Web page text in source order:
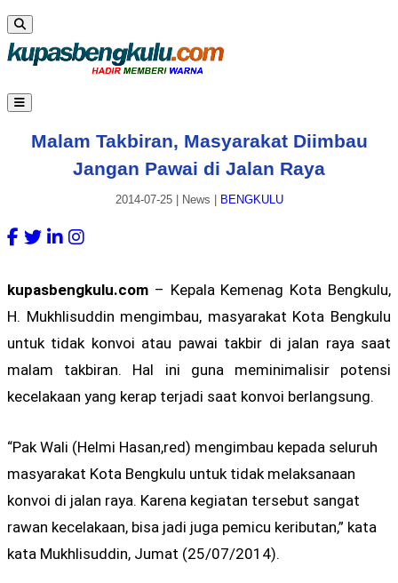
Malam Takbiran, Masyarakat Diimbau
Jangan Pawai di Jalan Raya
2014-07-25| News BENGKULU
kupasbengkulu.com – Kepala Kemenag Kota Bengkulu,
H. Mukhlisuddin mengimbau, masyarakat Kota Bengkulu
untuk tidak konvoi atau pawai takbir di jalan raya saat
malam takbiran. Hal ini guna meminimalisir potensi
kecelakaan yang kerap terjadi saat konvoi berlangsung.
“Pak Wali (Helmi Hasan,red) mengimbau kepada seluruh
masyarakat Kota Bengkulu untuk tidak melaksanaan
konvoi di jalan raya. Karena kegiatan tersebut sangat
rawan kecelakaan, bisa jadi juga pemicu keributan,” kata
kata Mukhlisuddin, Jumat (25/07/2014).